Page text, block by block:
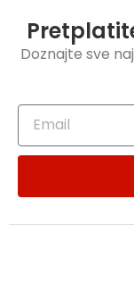
Doznajte sve